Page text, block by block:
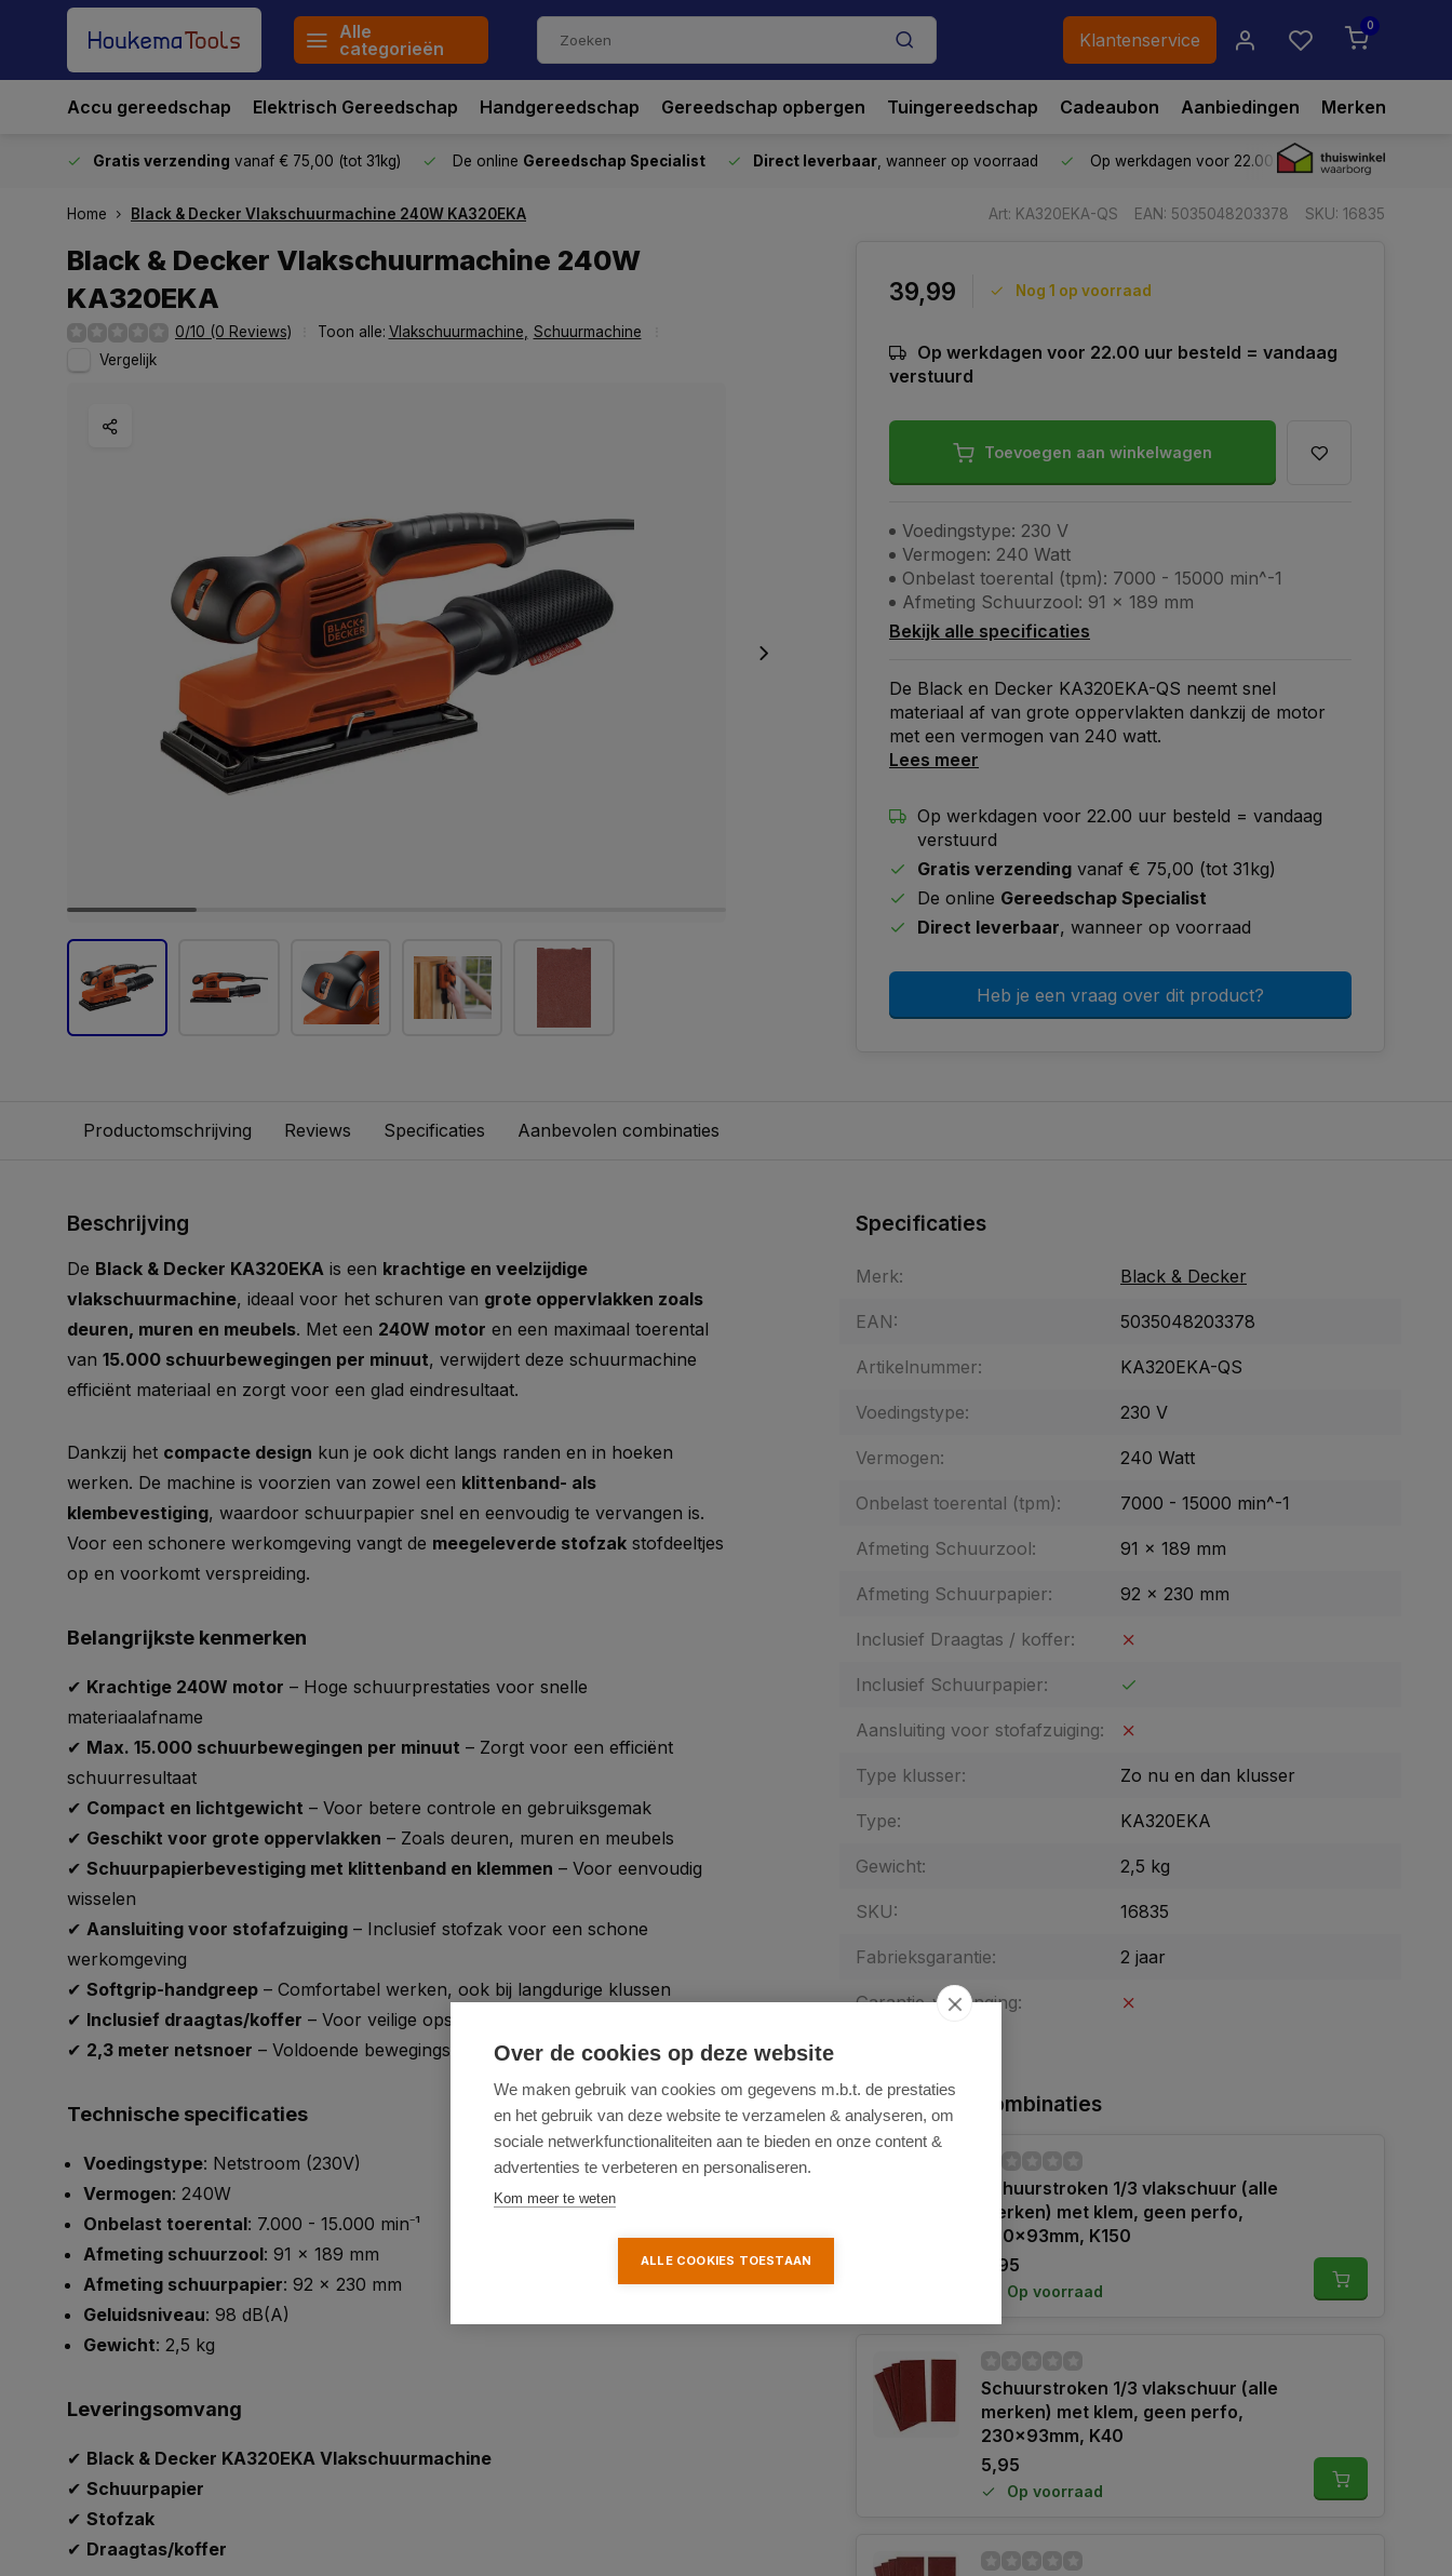
Alle
categorieën
Klantenservice
0
Accu gereedschap Elektrisch Gereedschap Handgereedschap Gereedschap opbergen Tuingereedschap Cadeaubon Aanbiedingen Merken
Gratis verzending vanaf € 75,00 (tot 31kg) De online Gereedschap Specialist Direct leverbaar , wanneer op voorraad Op werkdagen voor 22.00 uur besteld,vandaag
Home Black & Decker Vlakschuurmachine 240W KA320EKA Art: KA320EKA-QS EAN: 5035048203378 SKU: 16835
Black & Decker Vlakschuurmachine 240W
KA320EKA
0/10 (0 Reviews) Toon alle: Vlakschuurmachine
Schuurmachine
Vergelijk
39,99 Nog 1 op voorraad
Op werkdagen voor 22.00 uur besteld = vandaag
verstuurd
Toevoegen aan winkelwagen
Voedingstype: 230 V
Vermogen: 240 Watt
Onbelast toerental (tpm): 7000 - 15000 min^-1
Afmeting Schuurzool: 91 x 189 mm
Bekijk alle specificaties
De Black en Decker KA320EKA-QS neemt snel
materiaal af van grote oppervlakten dankzij de motor
met een vermogen van 240 watt.
Lees meer
Op werkdagen voor 22.00 uur besteld = vandaag
verstuurd
Gratis verzending vanaf € 75,00 (tot 31kg)
De online Gereedschap Specialist
Direct leverbaar, wanneer op voorraad
Heb je een vraag over dit product?
Productomschrijving Reviews Specificaties Aanbevolen combinaties
Beschrijving
De Black & Decker KA320EKA is een krachtige en veelzijdige
vlakschuurmachine, ideaal voor het schuren van grote oppervlakken zoals
deuren, muren en meubels. Met een 240W motor en een maximaal toerental
van 15.000 schuurbewegingen per minuut, verwijdert deze schuurmachine
efficiënt materiaal en zorgt voor een glad eindresultaat.
Dankzij het compacte design kun je ook dicht langs randen en in hoeken
werken. De machine is voorzien van zowel een klittenband- als
klembevestiging, waardoor schuurpapier snel en eenvoudig te vervangen is.
Voor een schonere werkomgeving vangt de meegeleverde stofzak stofdeeltjes
op en voorkomt verspreiding.
Belangrijkste kenmerken
✔ Krachtige 240W motor – Hoge schuurprestaties voor snelle
materiaalafname
✔ Max. 15.000 schuurbewegingen per minuut – Zorgt voor een efficiënt
schuurresultaat
✔ Compact en lichtgewicht – Voor betere controle en gebruiksgemak
✔ Geschikt voor grote oppervlakken – Zoals deuren, muren en meubels
✔ Schuurpapierbevestiging met klittenband en klemmen – Voor eenvoudig
wisselen
✔ Aansluiting voor stofafzuiging – Inclusief stofzak voor een schone
werkomgeving
✔ Softgrip-handgreep – Comfortabel werken, ook bij langdurige klussen
✔ Inclusief draagtas/koffer – Voor veilige opslag en transport
✔ 2,3 meter netsnoer – Voldoende bewegingsvrijheid
Technische specificaties
Voedingstype: Netstroom (230V)
Vermogen: 240W
Onbelast toerental: 7.000 - 15.000 min⁻¹
Afmeting schuurzool: 91 x 189 mm
Afmeting schuurpapier: 92 x 230 mm
Geluidsniveau: 98 dB(A)
Gewicht: 2,5 kg
Leveringsomvang
✔ Black & Decker KA320EKA Vlakschuurmachine
✔ Schuurpapier
✔ Stofzak
✔ Draagtas/koffer
Specificaties
Merk: Black & Decker
EAN: 5035048203378
Artikelnummer: KA320EKA-QS
Voedingstype: 230 V
Vermogen: 240 Watt
Onbelast toerental (tpm): 7000 - 15000 min^-1
Afmeting Schuurzool: 91 x 189 mm
Afmeting Schuurpapier: 92 x 230 mm
Inclusief Draagtas / koffer:
Inclusief Schuurpapier:
Aansluiting voor stofafzuiging:
Type klusser: Zo nu en dan klusser
Type: KA320EKA
Gewicht: 2,5 kg
SKU: 16835
Fabrieksgarantie: 2 jaar
Garantie-verlenging:
Aanbevolen combinaties
Schuurstroken 1/3 vlakschuur (alle
merken) met klem, geen perfo,
230x93mm, K150
5,95
Op voorraad
Schuurstroken 1/3 vlakschuur (alle
merken) met klem, geen perfo,
230x93mm, K40
5,95
Op voorraad
Over de cookies op deze website
We maken gebruik van cookies om gegevens m.b.t. de prestaties
en het gebruik van deze website te verzamelen & analyseren, om
sociale netwerkfunctionaliteiten aan te bieden en onze content &
advertenties te verbeteren en personaliseren.
Kom meer te weten
ALLE COOKIES TOESTAAN